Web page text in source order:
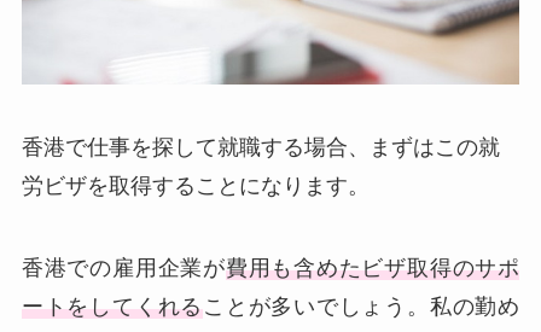
香港で仕事を探して就職する場合、まずはこの就
労ビザを取得することになります。
香港での雇用企業が費用も含めたビザ取得のサポ
ートをしてくれることが多いでしょう。私の勤め